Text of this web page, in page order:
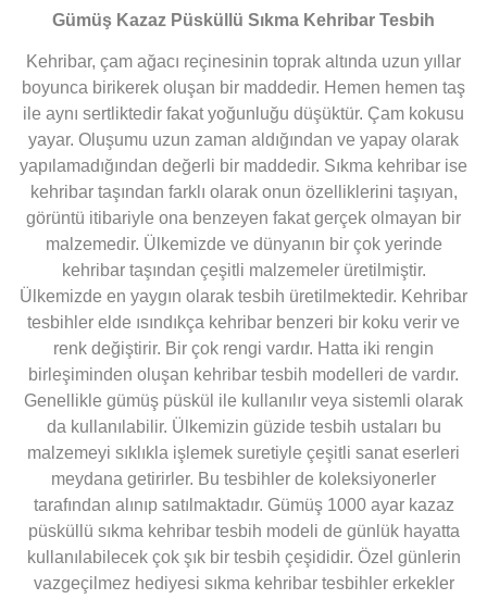
Gümüş Kazaz Püsküllü Sıkma Kehribar Tesbih
Kehribar, çam ağacı reçinesinin toprak altında uzun yıllar
boyunca birikerek oluşan bir maddedir. Hemen hemen taş
ile aynı sertliktedir fakat yoğunluğu düşüktür. Çam kokusu
yayar. Oluşumu uzun zaman aldığından ve yapay olarak
yapılamadığından değerli bir maddedir. Sıkma kehribar ise
kehribar taşından farklı olarak onun özelliklerini taşıyan,
görüntü itibariyle ona benzeyen fakat gerçek olmayan bir
malzemedir. Ülkemizde ve dünyanın bir çok yerinde
kehribar taşından çeşitli malzemeler üretilmiştir.
Ülkemizde en yaygın olarak tesbih üretilmektedir. Kehribar
tesbihler elde ısındıkça kehribar benzeri bir koku verir ve
renk değiştirir. Bir çok rengi vardır. Hatta iki rengin
birleşiminden oluşan kehribar tesbih modelleri de vardır.
Genellikle gümüş püskül ile kullanılır veya sistemli olarak
da kullanılabilir. Ülkemizin güzide tesbih ustaları bu
malzemeyi sıklıkla işlemek suretiyle çeşitli sanat eserleri
meydana getirirler. Bu tesbihler de koleksiyonerler
tarafından alınıp satılmaktadır. Gümüş 1000 ayar kazaz
püsküllü sıkma kehribar tesbih modeli de günlük hayatta
kullanılabilecek çok şık bir tesbih çeşididir. Özel günlerin
vazgeçilmez hediyesi sıkma kehribar tesbihler erkekler